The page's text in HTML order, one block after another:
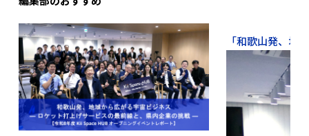
「和歌山発、地